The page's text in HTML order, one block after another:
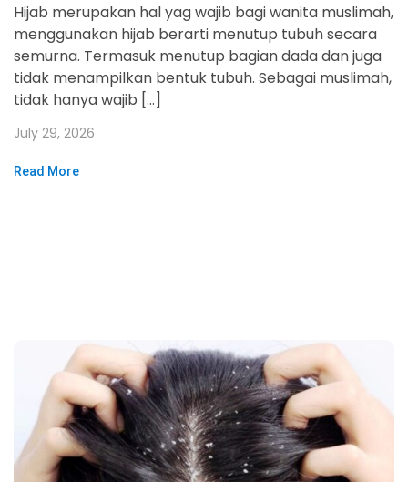
Hijab merupakan hal yag wajib bagi wanita muslimah,
menggunakan hijab berarti menutup tubuh secara
semurna. Termasuk menutup bagian dada dan juga
tidak menampilkan bentuk tubuh. Sebagai muslimah,
tidak hanya wajib […]
July 29, 2026
Read More